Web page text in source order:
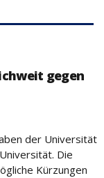
gegen
der Universität
Die
Kürzungen